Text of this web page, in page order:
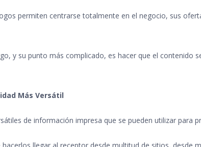
permiten centrarse totalmente en el negocio, sus
y su punto más complicado, es hacer que el
Más Versátil
de información impresa que se pueden utilizar